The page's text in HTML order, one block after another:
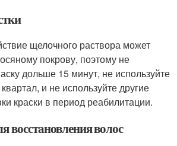
щелочного раствора может
покрову, поэтому не
дольше 15 минут, не используйте
и не используйте другие
краски в период реабилитации.
восстановления волос